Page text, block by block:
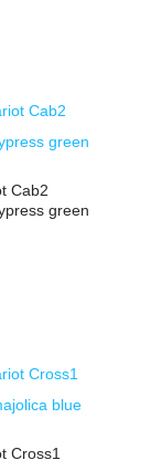
Cab2
green
Cross1